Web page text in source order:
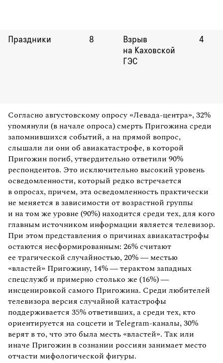
Праздники 8
Взрыв
на Каховской
ГЭС
4
Согласно августовскому опросу «Левада-центра», 32%
упомянули (в начале опроса) смерть Пригожина среди
запомнившихся событий, а на прямой вопрос,
слышали ли они об авиакатастрофе, в которой
Пригожин погиб, утвердительно ответили 90%
респондентов. Это исключительно высокий уровень
осведомленности, который редко встречается
в опросах, причем, эта осведомленность практически
не меняется в зависимости от возрастной группы
и на том же уровне (90%) находится среди тех, для кого
главным источником информации является телевизор.
При этом представления о причинах авиакатастрофы
остаются несформированным: 26% считают
ее трагической случайностью, 20% — местью
«властей» Пригожину, 14% — терактом западных
спецслужб и примерно столько же (16%) —
инсценировкой самого Пригожина. Среди любителей
телевизора версия случайной катастрофы
поддерживается 35% ответивших, а среди тех, кто
ориентируется на соцсети и Telegram-каналы, 30%
верят в то, что это была месть «властей». Так или
иначе Пригожин в сознании россиян занимает место
отчасти мифологической фигуры.